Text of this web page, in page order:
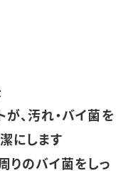
、汚れ・バイ菌を
にします
りのバイ菌をしっ